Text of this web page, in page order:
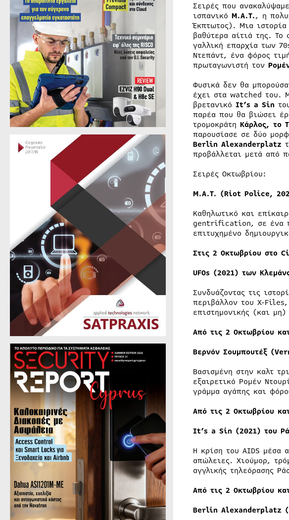
Σειρές που
ισπανικό M.A.T., η
Έκπτωτος). Μια
βαθύτερα αίτιά της. Το
γαλλική επαρχία των
Ντεπάντ, ένα φόρος
πρωταγωνιστή τον
Φυσικά δεν θα
έχει στα watched του.
βρετανικό It’s a Sin
παρέα που θα βιώσει
τρομοκράτη Κάρλος, το
παρουσίασε σε δύο
Berlin Alexanderplatz
προβάλλεται μετά από
Σειρές Οκτωβρίου:
Μ.Α.Τ. (Riot Police,
Καθηλωτικό και
gentrification, σε ένα
επιτυχημένο
Στις 2 Οκτωβρίου στο
UFOs (2021) των
Συνδυάζοντας τις
περιβάλλον του X-
επιστημονικής (και
Από τις 2 Οκτωβρίου
Βερνόν Σουμπουτέξ
Βασισμένη στην καλτ
εξαιρετικό Ρομέν
γράμμα αγάπης και
Από τις 2 Οκτωβρίου
It’s a Sin (2021) του
Η κρίση του AIDS μέσα
απώλειες. Χιούμορ,
αγγλικής τηλεόρασης
Από τις 2 Οκτωβρίου
Berlin Alexanderplatz